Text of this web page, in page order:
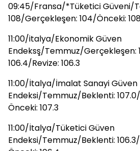
09:45/Fransa/*Tüketici Güveni/
108/Gerçekleşen: 104/Önceki:
11:00/italya/Ekonomik Güven
Endeksş/Temmuz/Gerçekleşen:
106.4/Revize: 106.3
11:00/İtalya/İmalat Sanayi Güven
Endeksi/Temmuz/Beklenti:
Önceki: 107.3
11:00/İtalya/Tüketici Güven
Endeksi/Temmuz/Beklenti: